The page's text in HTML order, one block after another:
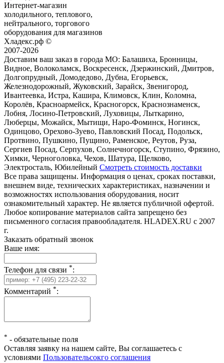
Интернет-магазин
холодильного, теплового,
нейтрального, торгового
оборудования для магазинов
Хладекс.рф ©
2007-2026
Доставим ваш заказ в города МО: Балашиха, Бронницы,
Видное, Волоколамск, Воскресенск, Дзержинский, Дмитров,
Долгопрудный, Домодедово, Дубна, Егорьевск,
Железнодорожный, Жуковский, Зарайск, Звенигород,
Ивантеевка, Истра, Кашира, Климовск, Клин, Коломна,
Королёв, Красноармейск, Красногорск, Краснознаменск,
Лобня, Лосино-Петровский, Луховицы, Лыткарино,
Люберцы, Можайск, Мытищи, Наро-Фоминск, Ногинск,
Одинцово, Орехово-Зуево, Павловский Посад, Подольск,
Протвино, Пушкино, Пущино, Раменское, Реутов, Руза,
Сергиев Посад, Серпухов, Солнечногорск, Ступино, Фрязино,
Химки, Черноголовка, Чехов, Шатура, Щелково,
Электросталь, Юбилейный Смотреть стоимость доставки
Все права защищены. Информация о ценах, сроках поставки,
внешнем виде, технических характеристиках, назначении и
возможностях использования оборудования, носит
ознакомительный характер. Не является публичной офертой.
Любое копирование материалов сайта запрещено без
письменного согласия правообладателя. HLADEX.RU c 2007
г.
Заказать обратный звонок
Ваше имя:
Телефон для связи *:
Комментарий *:
* - обязательные поля
Оставляя заявку на нашем сайте, Вы соглашаетесь с
условиями Пользовательсокго соглашения